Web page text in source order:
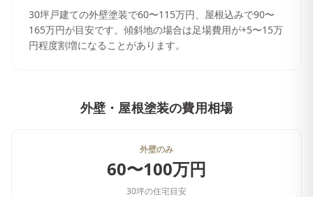
30坪戸建ての外壁塗装で60〜115万円、屋根込みで90〜
165万円が目安です。傾斜地の場合は足場費用が+5〜15万
円程度割増になることがあります。
外壁・屋根塗装の費用相場
外壁のみ
60〜100万円
30坪の住宅目安